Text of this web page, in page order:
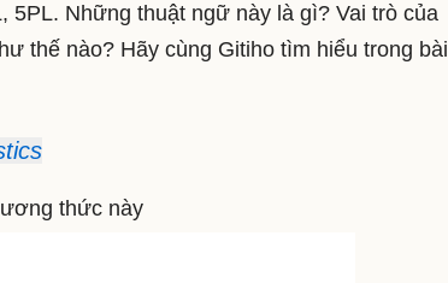
5PL. Những thuật ngữ này là gì? Vai trò của
thế nào? Hãy cùng Gitiho tìm hiểu trong bài
thức này